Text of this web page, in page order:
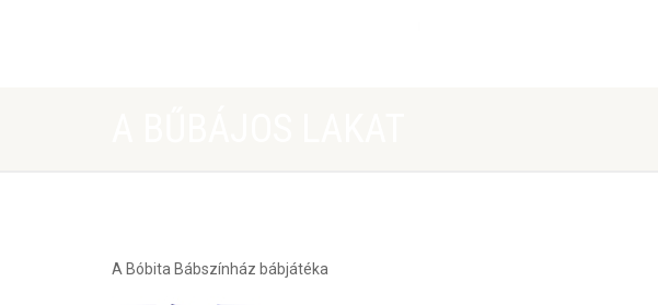
A Bóbita Bábszínház bábjátéka